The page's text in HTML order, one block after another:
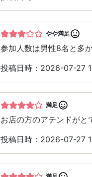
やや満足
参加人数は男性8名と多
投稿日時：2026-07-27
満足
お店の方のアテンドがと
投稿日時：2026-07-27